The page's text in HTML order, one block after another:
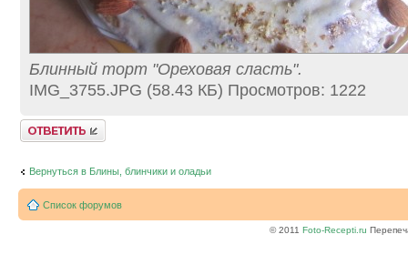
Блинный торт "Ореховая сласть".
IMG_3755.JPG (58.43 КБ) Просмотров: 1222
Ответить
Вернуться в Блины, блинчики и оладьи
Список форумов
© 2011 Foto-Recepti.ru